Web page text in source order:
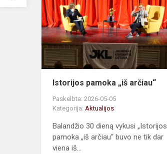
Istorijos pamoka „iš arčiau“
Paskelbta: 2026-05-05
Kategorija: Aktualijos
Balandžio 30 dieną vykusi „Istorijos
pamoka „iš arčiau“ buvo ne tik dar
viena iš...